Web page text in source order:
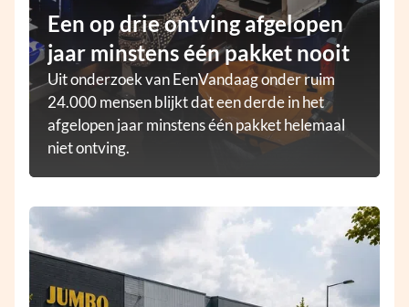
Een op drie ontving afgelopen
jaar minstens één pakket nooit
Uit onderzoek van EenVandaag onder ruim
24.000 mensen blijkt dat een derde in het
afgelopen jaar minstens één pakket helemaal
niet ontving.